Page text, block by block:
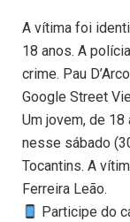
A vítima foi
18 anos. A
crime. Pau
Google Street
Um jovem, de
nesse sábado
Tocantins. A
Ferreira Leão.
Participe do